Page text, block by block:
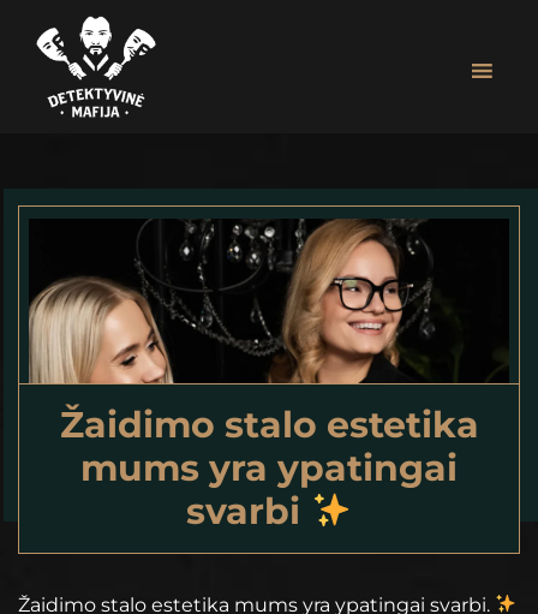
content
RENGINIAMS
ASMENINĖMS
ŠVENTĖMS
Žaidimo stalo estetika
mums yra ypatingai
svarbi
Žaidimo stalo estetika mums yra ypatingai svarbi.